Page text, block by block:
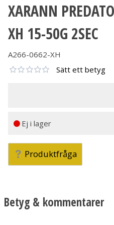
XARANN
XH 15-50G 2SEC
A266-0662-XH
Sätt ett betyg
Ej i lager
Produktfråga
Betyg & kommentarer